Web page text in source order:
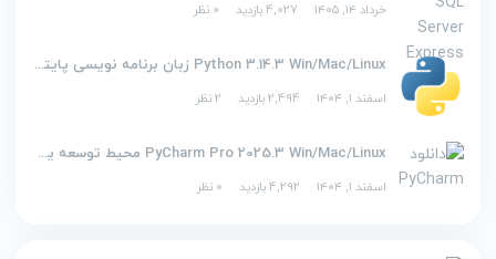
خرداد ۱۴, ۱۴۰۵ 4,027 بازدید 0 نظر
Python 3.14.3 Win/Mac/Linux زبان برنامه نویسی پایتون
اسفند ۱, ۱۴۰۴ 2,494 بازدید 2 نظر
PyCharm Pro 2025.3 Win/Mac/Linux محیط توسعه یکپارچه برای پایتون
اسفند ۱, ۱۴۰۴ 4,292 بازدید 0 نظر